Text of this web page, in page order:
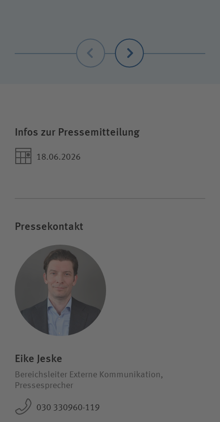
Zurück Weiter
Infos zur Pressemitteilung
18.06.2026
Pressekontakt
Eike Jeske
Bereichsleiter Externe Kommunikation,
Pressesprecher
030 330960-119